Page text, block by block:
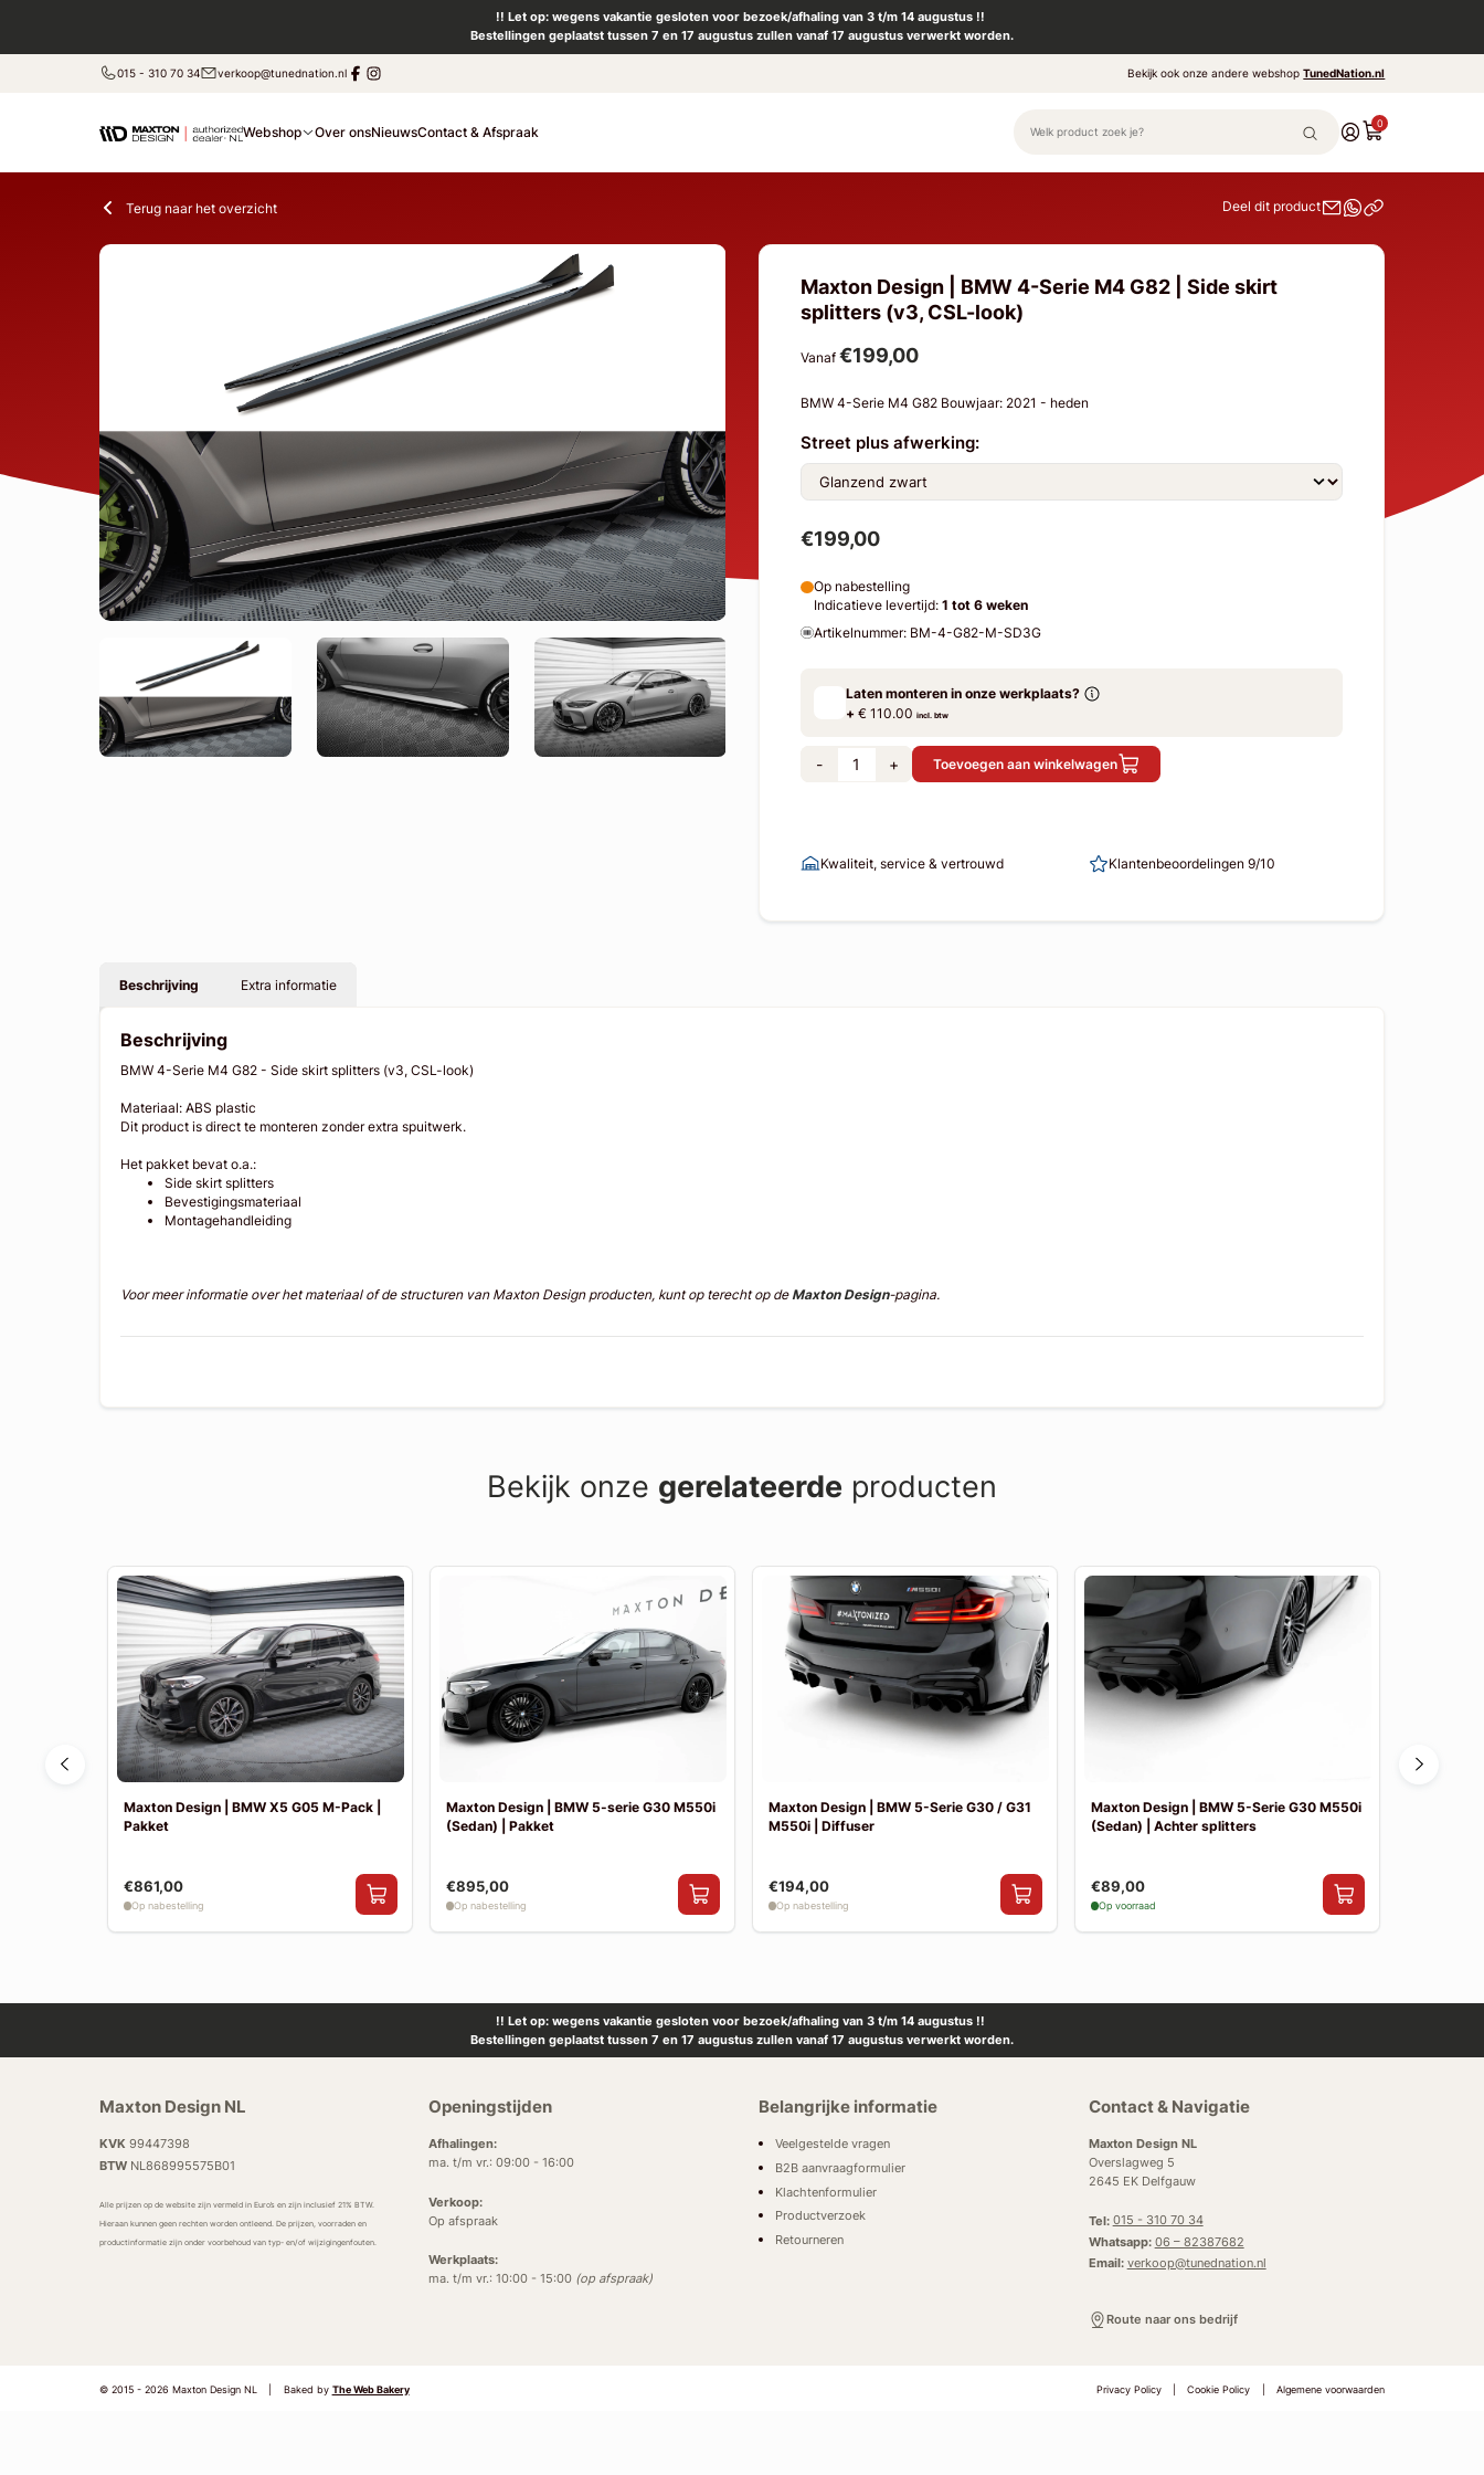
!! Let op: wegens vakantie gesloten voor bezoek/afhaling van 3 t/m 14 augustus !!
Bestellingen geplaatst tussen 7 en 17 augustus zullen vanaf 17 augustus verwerkt worden.
015 - 310 70 34 verkoop@tunednation.nl Bekijk ook onze andere webshopTunedNation.nl
Webshop Over onsNieuwsContact & Afspraak
0
Terug naar het overzicht Deel dit product
Maxton Design | BMW 4-Serie M4 G82 | Side skirt
splitters (v3, CSL-look)
Vanaf €199,00
BMW 4-Serie M4 G82 Bouwjaar: 2021 - heden
Street plus afwerking:
€199,00
Op nabestelling
Indicatieve levertijd: 1 tot 6 weken
Artikelnummer: BM-4-G82-M-SD3G
Laten monteren in onze werkplaats?
+€ 110.00 incl. btw
- + Toevoegen aan winkelwagen
Kwaliteit, service & vertrouwd Klantenbeoordelingen 9/10
Beschrijving Extra informatie
Beschrijving
BMW 4-Serie M4 G82 - Side skirt splitters (v3, CSL-look)
Materiaal: ABS plastic
Dit product is direct te monteren zonder extra spuitwerk.
Het pakket bevat o.a.:
Side skirt splitters
Bevestigingsmateriaal
Montagehandleiding
Voor meer informatie over het materiaal of de structuren van Maxton Design producten, kunt op terecht op deMaxton Design-pagina.
Bekijk onze gerelateerde producten
Maxton Design | BMW X5 G05 M-Pack |
Pakket
€861,00
Op nabestelling
Maxton Design | BMW 5-serie G30 M550i
(Sedan) | Pakket
€895,00
Op nabestelling
Maxton Design | BMW 5-Serie G30 / G31
M550i | Diffuser
€194,00
Op nabestelling
Maxton Design | BMW 5-Serie G30 M550i
(Sedan) | Achter splitters
€89,00
Op voorraad
!! Let op: wegens vakantie gesloten voor bezoek/afhaling van 3 t/m 14 augustus !!
Bestellingen geplaatst tussen 7 en 17 augustus zullen vanaf 17 augustus verwerkt worden.
Maxton Design NL
KVK 99447398
BTWNL868995575B01
Alle prijzen op de website zijn vermeld in Euro’s en zijn inclusief 21% BTW.
Hieraan kunnen geen rechten worden ontleend. De prijzen, voorraden en
productinformatie zijn onder voorbehoud van typ- en/of wijzigingenfouten.
Openingstijden
Afhalingen:
ma. t/m vr.: 09:00 - 16:00
Verkoop:
Op afspraak
Werkplaats:
ma. t/m vr.: 10:00 - 15:00 (op afspraak)
Belangrijke informatie
Veelgestelde vragen
B2B aanvraagformulier
Klachtenformulier
Productverzoek
Retourneren
Contact & Navigatie
Maxton Design NL
Overslagweg 5
2645 EK Delfgauw
Tel: 015 - 310 70 34
Whatsapp: 06 – 82387682
Email: verkoop@tunednation.nl
Route naar ons bedrijf
© 2015 - 2026 Maxton Design NL Baked by The Web Bakery Privacy Policy Cookie Policy Algemene voorwaarden